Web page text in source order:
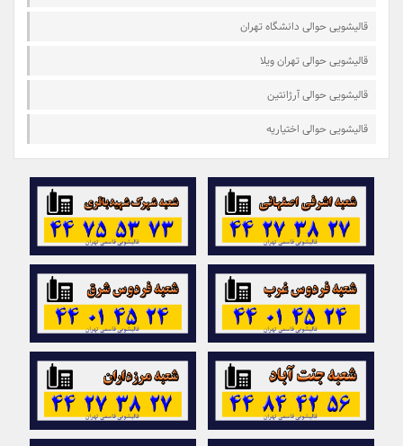
قالیشویی حوالی دانشگاه تهران
قالیشویی حوالی تهران ویلا
قالیشویی حوالی آرژانتین
قالیشویی حوالی اختیاریه